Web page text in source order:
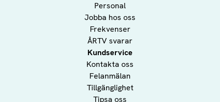
Personal
Jobba hos oss
Frekvenser
ÅRTV svarar
Kundservice
Kontakta oss
Felanmälan
Tillgänglighet
Tipsa oss